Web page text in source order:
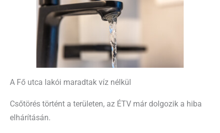
A Fő utca lakói maradtak víz nélkül
Csőtörés történt a területen, az ÉTV már dolgozik a hiba
elhárításán.